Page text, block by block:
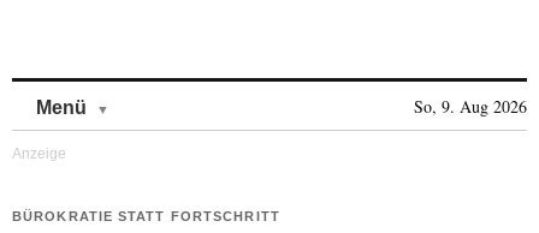
Menü So, 9. Aug 2026
BÜROKRATIE STATT FORTSCHRITT